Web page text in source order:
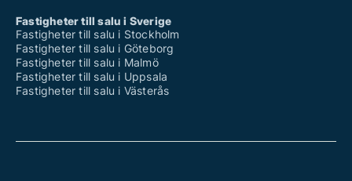
Fastigheter till salu i Sverige
Fastigheter till salu i Stockholm
Fastigheter till salu i Göteborg
Fastigheter till salu i Malmö
Fastigheter till salu i Uppsala
Fastigheter till salu i Västerås